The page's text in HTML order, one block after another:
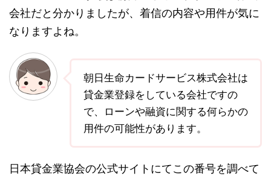
会社だと分かりましたが、着信の内容や用件が気に
なりますよね。
朝日生命カードサービス株式会社は
貸金業登録をしている会社ですの
で、ローンや融資に関する何らかの
用件の可能性があります。
日本貸金業協会の公式サイトにてこの番号を調べて